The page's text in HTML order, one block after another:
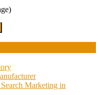
Marketing in